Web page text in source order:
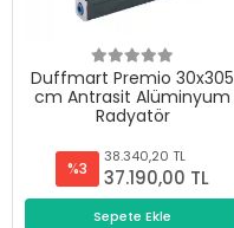
Duffmart Premio 30x305
cm Antrasit Alüminyum
Radyatör
%3
38.340,20 TL
37.190,00 TL
Sepete Ekle